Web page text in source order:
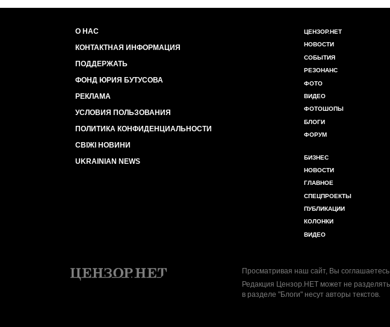
О НАС
КОНТАКТНАЯ ИНФОРМАЦИЯ
ПОДДЕРЖАТЬ
ФОНД ЮРИЯ БУТУСОВА
РЕКЛАМА
УСЛОВИЯ ПОЛЬЗОВАНИЯ
ПОЛИТИКА КОНФИДЕНЦИАЛЬНОСТИ
СВІЖІ НОВИНИ
UKRAINIAN NEWS
ЦЕНЗОР.НЕТ
НОВОСТИ
СОБЫТИЯ
РЕЗОНАНС
ФОТО
ВИДЕО
ФОТОШОПЫ
БЛОГИ
ФОРУМ
БИЗНЕС
НОВОСТИ
ГЛАВНОЕ
СПЕЦПРОЕКТЫ
ПУБЛИКАЦИИ
КОЛОНКИ
ВИДЕО
Просматривая наш сайт, Вы соглашаетесь
Редакция Цензор.НЕТ может не
в разделе "Блоги" несут авторы текстов.